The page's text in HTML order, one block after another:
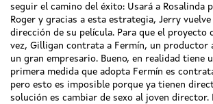
seguir el camino del éxito: Usará a Rosalinda
Roger y gracias a esta estrategia, Jerry
dirección de su película. Para que el proyecto
vez, Gilligan contrata a Fermín, un productor
un gran empresario. Bueno, en realidad tiene
primera medida que adopta Fermín es
pero esto es imposible porque ya tienen
solución es cambiar de sexo al joven director.